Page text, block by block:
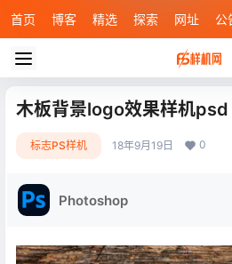
首页 博客 精选 探索 网址 公
木板背景logo效果样机psd
标志PS样机 18年9月19日 0
Photoshop